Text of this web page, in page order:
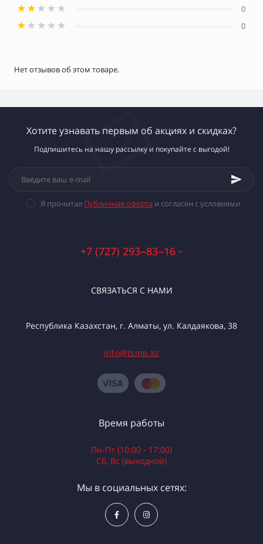
0
0
Нет отзывов об этом товаре.
Хотите узнавать первым об акциях и скидках?
Подпишитесь на нашу рассылку и покупайте с выгодой!
Я прочитал Публичная оферта и согласен с условиями
+7 (727) 293‒83‒16
СВЯЗАТЬСЯ С НАМИ
Республика Казахстан, г. Алматы, ул. Калдаякова, 38
info@tsmp.kz
Время работы
Пн-Пт (10:00 - 17:00)
Сб, Вс (выходной)
Мы в социальных сетях: